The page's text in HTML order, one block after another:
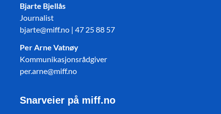
Bjarte Bjellås
Journalist
bjarte@miff.no | 47 25 88 57
Per Arne Vatnøy
Kommunikasjonsrådgiver
per.arne@miff.no
Snarveier på miff.no